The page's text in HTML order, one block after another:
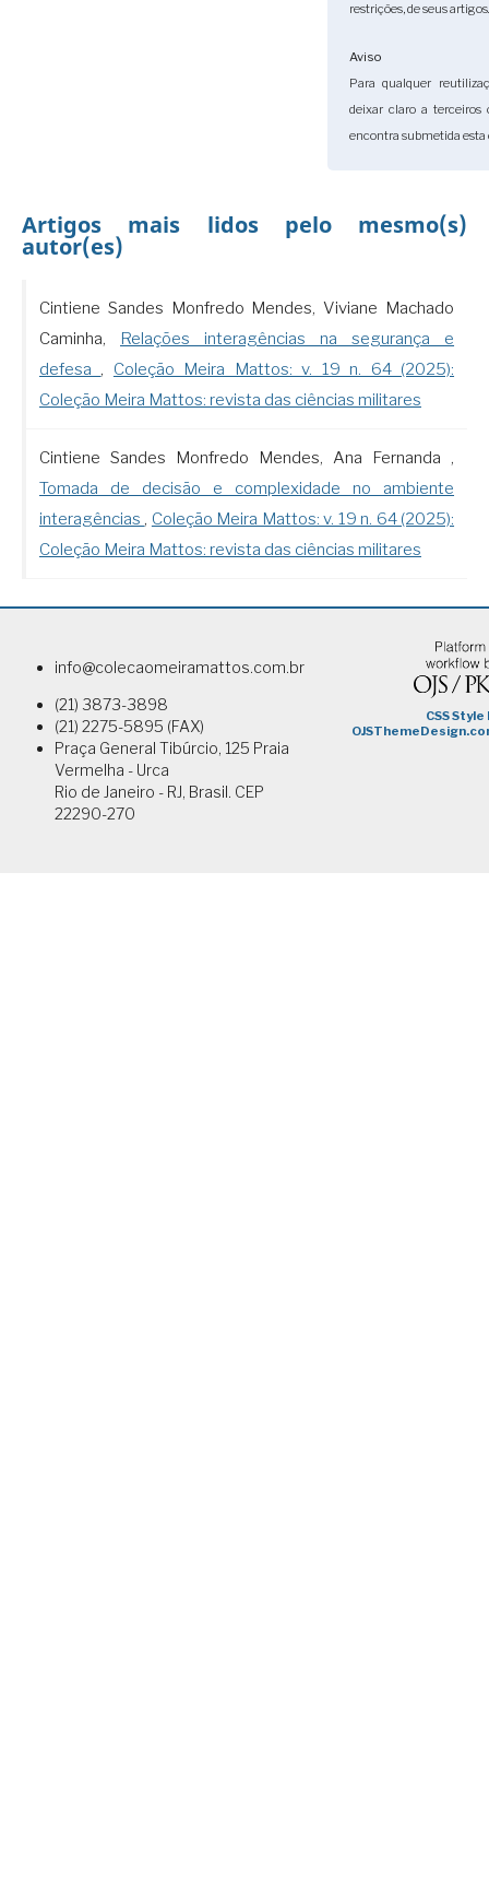
restrições, de seus artigos.
Aviso
Para qualquer
deixar claro a
encontra submetida esta
Artigos mais lidos pelo mesmo(s)
autor(es)
Cintiene Sandes Monfredo Mendes, Viviane Machado
Caminha,
Relações interagências na segurança e
defesa , Coleção Meira Mattos: v. 19 n. 64 (2025):
Coleção Meira Mattos: revista das ciências militares
Cintiene Sandes Monfredo Mendes, Ana Fernanda ,
Tomada de decisão e complexidade no ambiente
interagências , Coleção Meira Mattos: v. 19 n. 64 (2025):
Coleção Meira Mattos: revista das ciências militares
info@colecaomeiramattos.com.br
(21) 3873-3898
(21) 2275-5895 (FAX)
Praça General Tibúrcio, 125 Praia
Vermelha - Urca
Rio de Janeiro - RJ, Brasil. CEP
22290-270